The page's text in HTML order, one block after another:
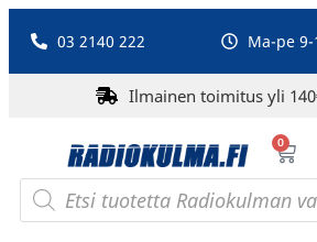
03 2140 222 Ma-pe 9-
Ilmainen toimitus yli
0